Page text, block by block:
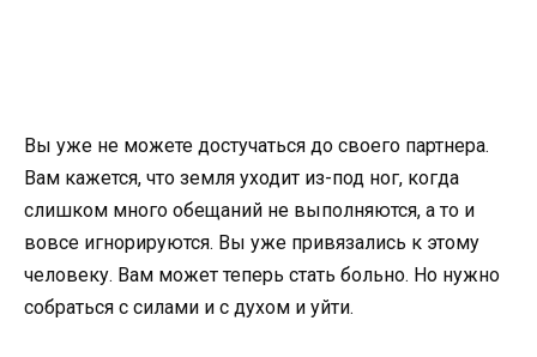
Вы уже не можете достучаться до своего партнера.
Вам кажется, что земля уходит из-под ног, когда
слишком много обещаний не выполняются, а то и
вовсе игнорируются. Вы уже привязались к этому
человеку. Вам может теперь стать больно. Но нужно
собраться с силами и с духом и уйти.